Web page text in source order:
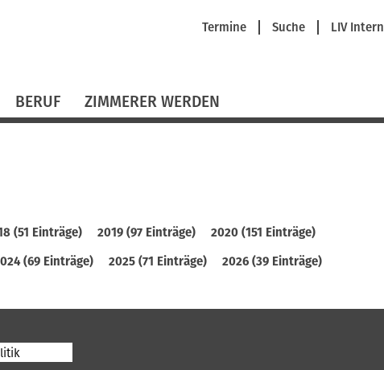
Navigation
Termine Suche LIV Intern
BERUF ZIMMERER WERDEN
(51 Einträge) 2019 (97 Einträge)
2020 (151 Einträge)
(69 Einträge) 2025 (71 Einträge) 2026 (39 Einträge)